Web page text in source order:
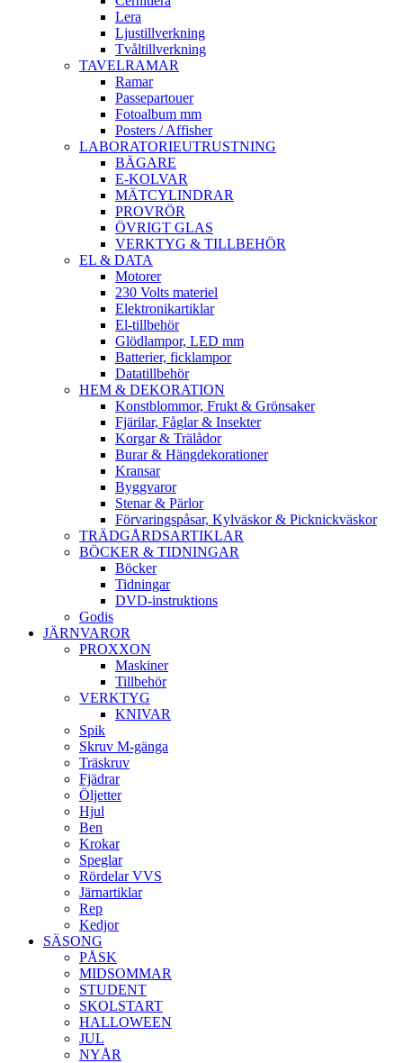
Lera
Ljustillverkning
Tvåltillverkning
TAVELRAMAR
Ramar
Passepartouer
Fotoalbum mm
Posters / Affisher
LABORATORIEUTRUSTNING
BÄGARE
E-KOLVAR
MÄTCYLINDRAR
PROVRÖR
ÖVRIGT GLAS
VERKTYG & TILLBEHÖR
EL & DATA
Motorer
230 Volts materiel
Elektronikartiklar
El-tillbehör
Glödlampor, LED mm
Batterier, ficklampor
Datatillbehör
HEM & DEKORATION
Konstblommor, Frukt & Grönsaker
Fjärilar, Fåglar & Insekter
Korgar & Trälådor
Burar & Hängdekorationer
Kransar
Byggvaror
Stenar & Pärlor
Förvaringspåsar, Kylväskor & Picknickväskor
TRÄDGÅRDSARTIKLAR
BÖCKER & TIDNINGAR
Böcker
Tidningar
DVD-instruktions
Godis
JÄRNVAROR
PROXXON
Maskiner
Tillbehör
VERKTYG
KNIVAR
Spik
Skruv M-gänga
Träskruv
Fjädrar
Öljetter
Hjul
Ben
Krokar
Speglar
Rördelar VVS
Järnartiklar
Rep
Kedjor
SÄSONG
PÅSK
MIDSOMMAR
STUDENT
SKOLSTART
HALLOWEEN
JUL
NYÅR